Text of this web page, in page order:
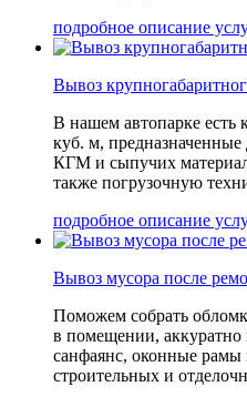
подробное описание
Вывоз
В нашем автопарке есть
куб. м,
КГМ и сыпучих
также погрузочную
подробное описание
Вывоз мусора после
Поможем собрать
в помещении, аккуратно
санфаянс, оконные рамы
строительных и